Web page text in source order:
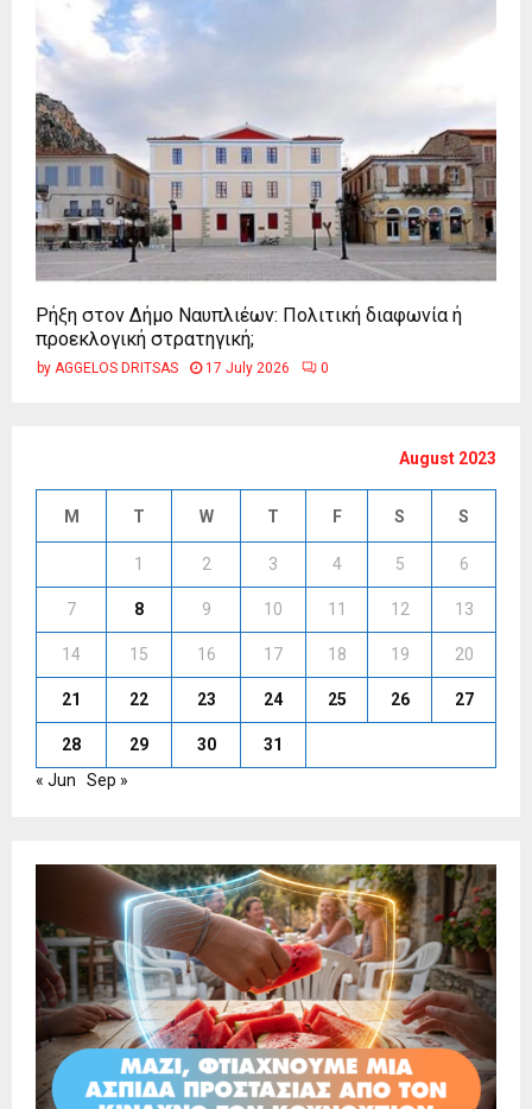
Ρήξη στον Δήμο Ναυπλιέων: Πολιτική διαφωνία ή
προεκλογική στρατηγική;
by AGGELOS DRITSAS 17 July 2026 0
August 2023
M T W T F S S
1 2 3 4 5 6
7 8 9 10 11 12 13
14 15 16 17 18 19 20
21 22 23 24 25 26 27
28 29 30
31
« Jun
Sep »